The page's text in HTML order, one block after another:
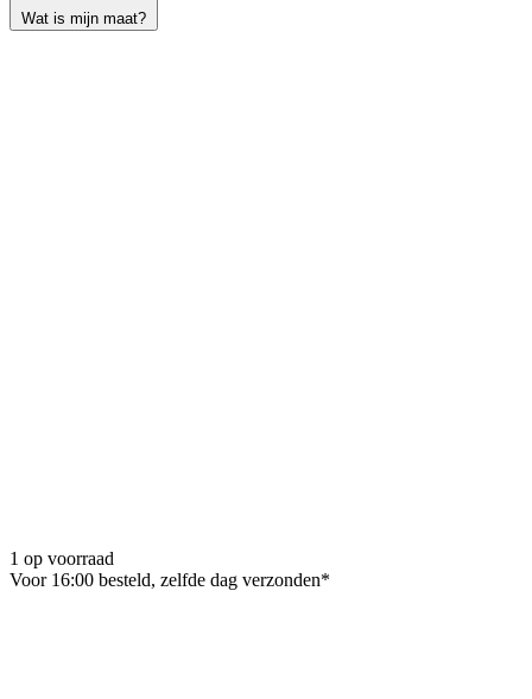
Wat is mijn maat?
1 op voorraad
Voor 16:00 besteld, zelfde dag verzonden*